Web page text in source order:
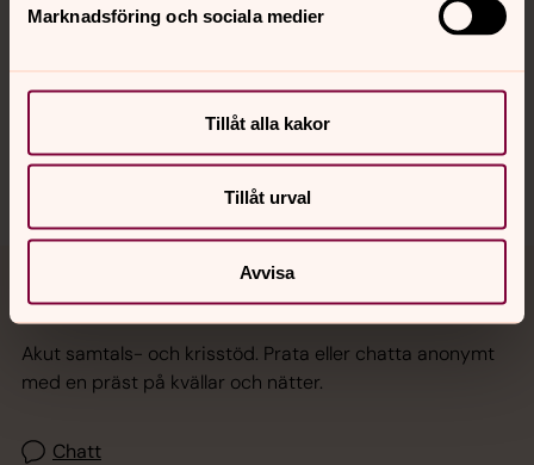
Marknadsföring och sociala medier
Tillåt alla kakor
Tillåt urval
Avvisa
Hitta snabbt
Jourhavande präst
Akut samtals- och krisstöd. Prata eller chatta anonymt
med en präst på kvällar och nätter.
Chatt